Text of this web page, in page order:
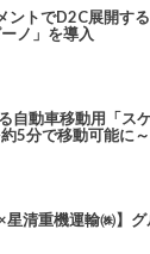
ントでD2C展開す
ノ」を導入
自動車移動用「ス
5分で移動可能に～
星清重機運輸㈱】